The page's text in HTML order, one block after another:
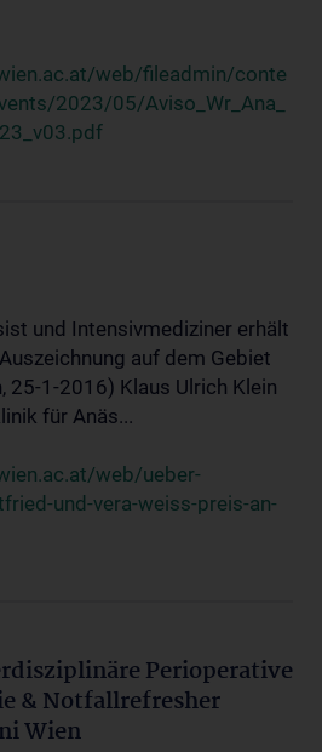
web/fileadmin/conte
2023/05/Aviso_Wr_Ana_
und Intensivmediziner erhält
auf dem Gebiet
25-1-2016) Klaus Ulrich Klein
für Anäs...
web/ueber-
und-vera-weiss-preis-an-
Perioperative
& Notfallrefresher
Wien